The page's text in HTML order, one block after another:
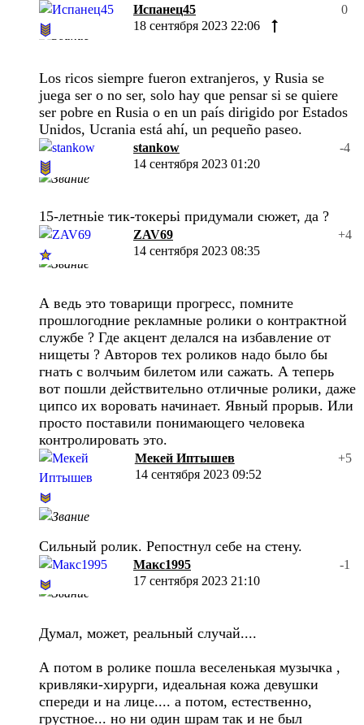
Испанец45
0
18 сентября 2023 22:06
Los ricos siempre fueron extranjeros, y Rusia se
juega ser o no ser, solo hay que pensar si se quiere
ser pobre en Rusia o en un país dirigido por Estados
Unidos, Ucrania está ahí, un pequeño paseo.
stankow
-4
14 сентября 2023 01:20
15-летньiе тик-токерьi придумали сюжет, да ?
ZAV69
+4
14 сентября 2023 08:35
А ведь это товарищи прогресс, помните
прошлогодние рекламные ролики о контрактной
службе ? Где акцент делался на избавление от
нищеты ? Авторов тех роликов надо было бы
гнать с волчьим билетом или сажать. А теперь
вот пошли действительно отличные ролики, даже
ципсо их воровать начинает. Явный прорыв. Или
просто поставили понимающего человека
контролировать это.
Мекей Иптышев
+5
14 сентября 2023 09:52
Сильный ролик. Репостнул себе на стену.
Макс1995
-1
17 сентября 2023 21:10
Думал, может, реальный случай....
А потом в ролике пошла веселенькая музычка ,
кривляки-хирурги, идеальная кожа девушки
спереди и на лице.... а потом, естественно,
грустное... но ни один шрам так и не был